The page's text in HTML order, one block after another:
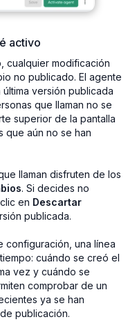
activo
cualquier modificación
no publicado. El agente
versión publicada
que llaman no se
superior de la pantalla
que aún no se han
llaman disfruten de los
. Si decides no
en Descartar
publicada.
configuración, una línea
cuándo se creó el
vez y cuándo se
comprobar de un
ya se han
publicación.